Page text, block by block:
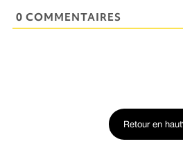
0 COMMENTAIRES
Retour en haut